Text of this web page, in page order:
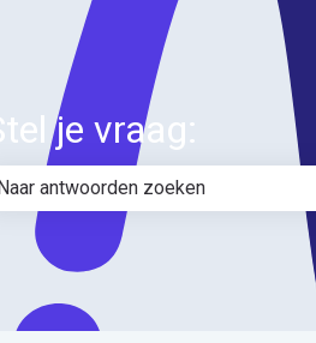
je vraag:
zijn geen suggesties want het